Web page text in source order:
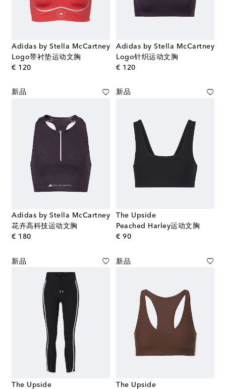
Adidas by Stella McCartney
Logo带衬垫运动文胸
€ 120original price
Adidas by Stella McCartney
Logo针织运动文胸
€ 120original price
新品
Adidas by Stella McCartney
花卉高科技运动文胸
€ 180original price
新品
The Upside
Peached Harley运动文胸
€ 90original price
新品
The Upside
新品
The Upside